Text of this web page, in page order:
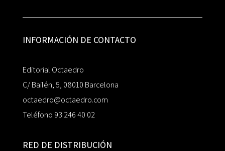
INFORMACIÓN DE CONTACTO
Editorial Octaedro
C/ Bailén, 5, 08010 Barcelona
octaedro@octaedro.com
Teléfono 93 246 40 02
RED DE DISTRIBUCIÓN